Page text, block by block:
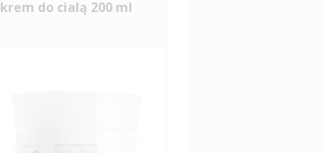
krem do cialą 200 ml